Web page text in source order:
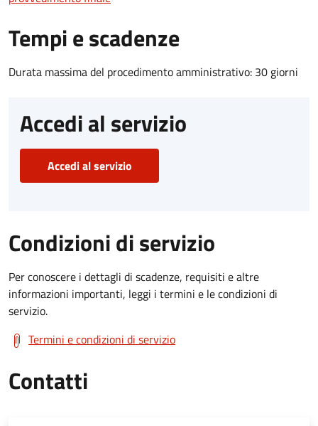
Tempi e scadenze
Durata massima del procedimento amministrativo: 30 giorni
Accedi al servizio
Accedi al servizio
Condizioni di servizio
Per conoscere i dettagli di scadenze, requisiti e altre
informazioni importanti, leggi i termini e le condizioni di
servizio.
Termini e condizioni di servizio
Contatti